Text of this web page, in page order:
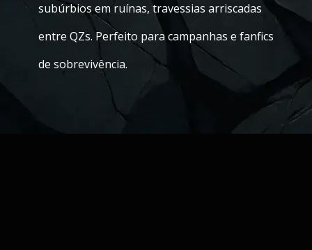
subúrbios em ruínas, travessias arriscadas
entre QZs. Perfeito para campanhas e fanfics
de sobrevivência.